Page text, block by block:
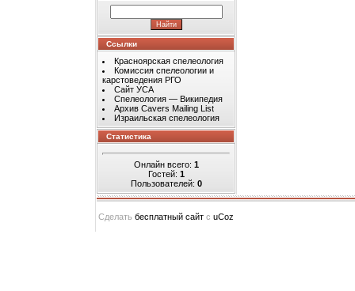
Ссылки
Красноярская спелеология
Комиссия спелеологии и
карстоведения РГО
Сайт УСА
Спелеология — Википедия
Архив Cavers Mailing List
Израильская спелеология
Статистика
Онлайн всего: 1
Гостей: 1
Пользователей: 0
Сделать бесплатный сайт с uCoz